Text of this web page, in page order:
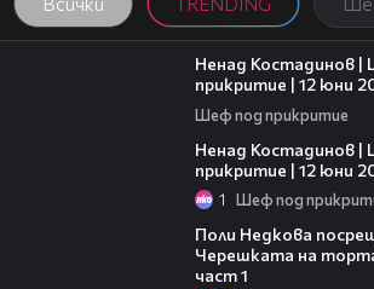
16:45
Ненад Костадинов |
прикритие | 12 юни
Шеф под прикритие
Ненад Костадинов |
прикритие | 12 юни
1 Шеф под
Поли Недкова
Черешката на
част 1